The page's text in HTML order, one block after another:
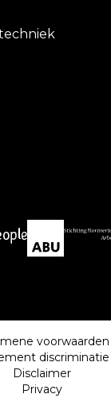
voorwaarden
discriminatie
Disclaimer
Privacy